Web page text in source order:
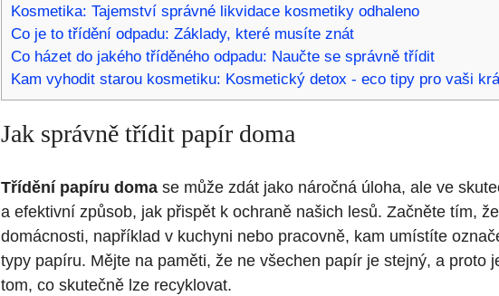
Kosmetika: Tajemství správné likvidace kosmetiky odhaleno
Co je to třídění odpadu: Základy, které musíte znát
Co házet do jakého tříděného odpadu: Naučte se správně třídit
Kam vyhodit starou kosmetiku: Kosmetický detox - eco tipy pro vaši
Jak správně třídit papír doma
Třídění papíru doma se může zdát jako náročná úloha, ale ve
a efektivní způsob, jak přispět k ochraně našich lesů. Začněte tím,
domácnosti, například v kuchyni nebo pracovně, kam umístíte
typy papíru. Mějte na paměti, že ne všechen papír je stejný, a proto
tom, co skutečně lze recyklovat.